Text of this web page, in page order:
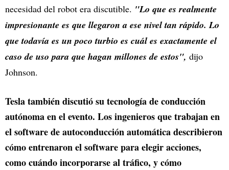
necesidad del robot era discutible. "Lo que es realmente
impresionante es que llegaron a ese nivel tan rápido. Lo
que todavía es un poco turbio es cuál es exactamente el
caso de uso para que hagan millones de estos", dijo
Johnson.
Tesla también discutió su tecnología de conducción
autónoma en el evento. Los ingenieros que trabajan en
el software de autoconducción automática describieron
cómo entrenaron el software para elegir acciones,
como cuándo incorporarse al tráfico, y cómo